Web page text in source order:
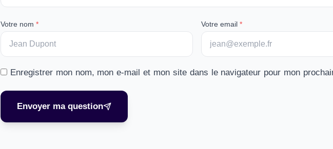
Votre nom * Votre email *
Enregistrer mon nom, mon e-mail et mon site dans le navigateur pour mon
Envoyer ma question